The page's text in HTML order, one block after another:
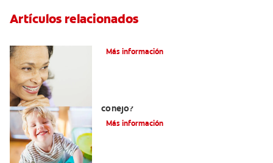
Artículos relacionados
Más información
conejo?
Más información